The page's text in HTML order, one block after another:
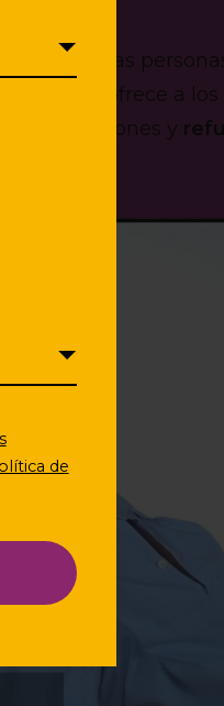
de
de las
ofrece a los
intervenciones y